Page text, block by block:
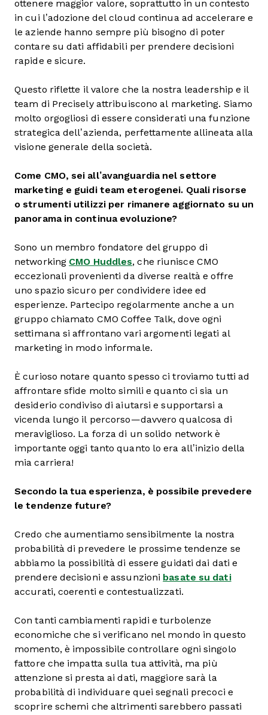
ottenere maggior valore, soprattutto in un contesto
in cui l’adozione del cloud continua ad accelerare e
le aziende hanno sempre più bisogno di poter
contare su dati affidabili per prendere decisioni
rapide e sicure.
Questo riflette il valore che la nostra leadership e il
team di Precisely attribuiscono al marketing. Siamo
molto orgogliosi di essere considerati una funzione
strategica dell’azienda, perfettamente allineata alla
visione generale della società.
Come CMO, sei all’avanguardia nel settore
marketing e guidi team eterogenei. Quali risorse
o strumenti utilizzi per rimanere aggiornato su un
panorama in continua evoluzione?
Sono un membro fondatore del gruppo di
networking CMO Huddles, che riunisce CMO
eccezionali provenienti da diverse realtà e offre
uno spazio sicuro per condividere idee ed
esperienze. Partecipo regolarmente anche a un
gruppo chiamato CMO Coffee Talk, dove ogni
settimana si affrontano vari argomenti legati al
marketing in modo informale.
È curioso notare quanto spesso ci troviamo tutti ad
affrontare sfide molto simili e quanto ci sia un
desiderio condiviso di aiutarsi e supportarsi a
vicenda lungo il percorso—davvero qualcosa di
meraviglioso. La forza di un solido network è
importante oggi tanto quanto lo era all’inizio della
mia carriera!
Secondo la tua esperienza, è possibile prevedere
le tendenze future?
Credo che aumentiamo sensibilmente la nostra
probabilità di prevedere le prossime tendenze se
abbiamo la possibilità di essere guidati dai dati e
prendere decisioni e assunzioni basate su dati
accurati, coerenti e contestualizzati.
Con tanti cambiamenti rapidi e turbolenze
economiche che si verificano nel mondo in questo
momento, è impossibile controllare ogni singolo
fattore che impatta sulla tua attività, ma più
attenzione si presta ai dati, maggiore sarà la
probabilità di individuare quei segnali precoci e
scoprire schemi che altrimenti sarebbero passati